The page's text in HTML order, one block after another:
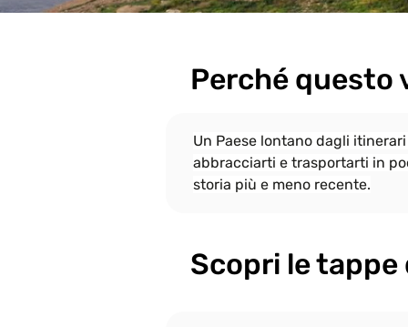
Perché questo
Un Paese lontano dagli
abbracciarti e trasportarti in
storia più e meno recente.
Scopri le